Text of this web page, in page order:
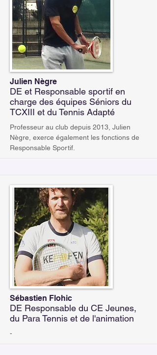
Julien Nègre
DE et Responsable sportif en
charge des équipes Séniors du
TCXIII et du Tennis Adapté
Professeur au club depuis 2013, Julien
Nègre, exerce également les fonctions de
Responsable Sportif.
Sébastien Flohic
DE Responsable du CE Jeunes,
du Para Tennis et de l'animation
-